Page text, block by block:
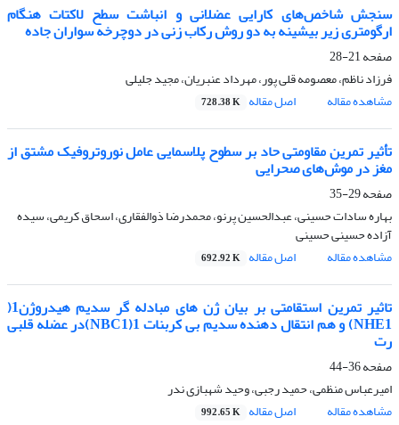
سنجش شاخص‌های کارایی عضلانی و انباشت سطح لاکتات هنگام
ارگومتری زیر بیشینه به دو روش رکاب زنی در دوچرخه سواران جاده
صفحه21-28
فرزاد ناظم، معصومه قلی پور، مهرداد عنبریان، مجید جلیلی
مشاهده مقاله
اصل مقاله 728.38 K
تأثیر تمرین مقاومتی حاد بر سطوح پلاسمایی عامل نوروتروفیک مشتق از
مغز در موش‌های صحرایی‌
صفحه29-35
بهاره سادات حسینی، عبدالحسین پرنو، محمدرضا ذوالفقاری، اسحاق کریمی، سیده
آزاده حسینی حسینی
مشاهده مقاله
اصل مقاله 692.92 K
تاثیر تمرین استقامتی بر بیان ژن های مبادله گر سدیم هیدروژن1(
NHE1) و هم انتقال دهنده سدیم بی کربنات 1(NBC1)در عضله قلبی
رت
صفحه36-44
امیرعباس منظمی، حمید رجبی، وحید شهبازی ندر
مشاهده مقاله
اصل مقاله 992.65 K